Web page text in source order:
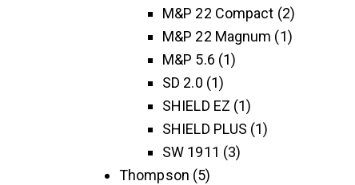
M&P 22 Compact 2
M&P 22 Magnum
1
M&P 5.6 1
SD 2.0 1
SHIELD EZ 1
SHIELD PLUS 1
SW 1911
3
Thompson 5